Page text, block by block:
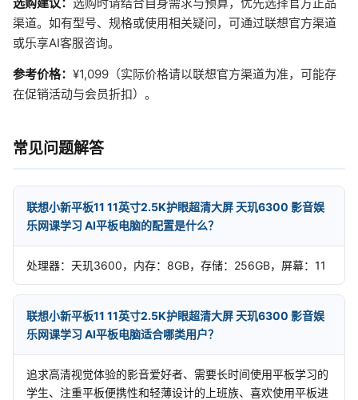
渠道。如有型号、规格或使用相关疑问，可通过联想官方渠道
或乐享AI客服咨询。
参考价格： ¥1,099（实际价格请以联想官方渠道为准，可能存
在促销活动与会员折扣）。
常见问题解答
联想小新平板11 11英寸2.5K护眼超清大屏 天玑6300 影音娱
乐网课学习 AI平板电脑的配置是什么？
处理器：天玑3600，内存：8GB，存储：256GB，屏幕：11
联想小新平板11 11英寸2.5K护眼超清大屏 天玑6300 影音娱
乐网课学习 AI平板电脑适合哪类用户？
追求高清视觉体验的影音爱好者、需要长时间使用平板学习的
学生、注重平板便携性和轻薄设计的上班族、喜欢使用平板进